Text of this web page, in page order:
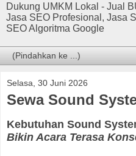
Dukung UMKM Lokal - Jual
Jasa SEO Profesional, Jasa
SEO Algoritma Google
Selasa, 30 Juni 2026
Sewa Sound
Kebutuhan Sound
Bikin Acara Terasa